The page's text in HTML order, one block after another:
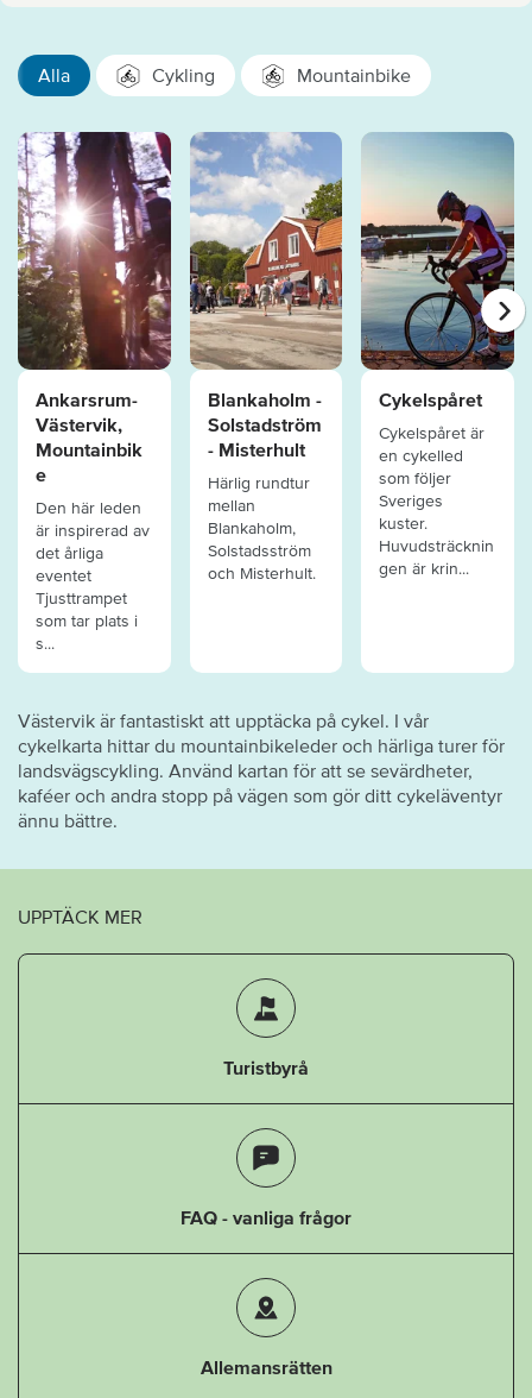
Alla Cykling Mountainbike
Ankarsrum-
Västervik,
Mountainbik
e
Den här leden
är inspirerad av
det årliga
eventet
Tjusttrampet
som tar plats i
s...
Blankaholm -
Solstadström
- Misterhult
Härlig rundtur
mellan
Blankaholm,
Solstadsström
och Misterhult.
Cykelspåret
Cykelspåret är
en cykelled
som följer
Sveriges
kuster.
Huvudsträcknin
gen är krin...
Västervik är fantastiskt att upptäcka på cykel. I vår
cykelkarta hittar du mountainbikeleder och härliga turer för
landsvägscykling. Använd kartan för att se sevärdheter,
kaféer och andra stopp på vägen som gör ditt cykeläventyr
ännu bättre.
UPPTÄCK MER
Turistbyrå
FAQ - vanliga frågor
Allemansrätten